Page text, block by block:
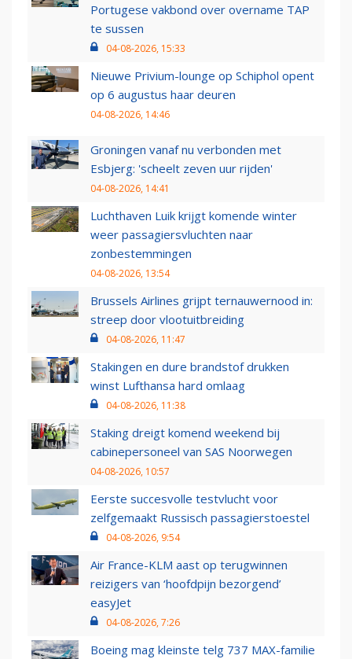
Portugese vakbond over overname TAP
te sussen
04-08-2026, 15:33
Nieuwe Privium-lounge op Schiphol opent
op 6 augustus haar deuren
04-08-2026, 14:46
Groningen vanaf nu verbonden met
Esbjerg: 'scheelt zeven uur rijden'
04-08-2026, 14:41
Luchthaven Luik krijgt komende winter
weer passagiersvluchten naar
zonbestemmingen
04-08-2026, 13:54
Brussels Airlines grijpt ternauwernood in:
streep door vlootuitbreiding
04-08-2026, 11:47
Stakingen en dure brandstof drukken
winst Lufthansa hard omlaag
04-08-2026, 11:38
Staking dreigt komend weekend bij
cabinepersoneel van SAS Noorwegen
04-08-2026, 10:57
Eerste succesvolle testvlucht voor
zelfgemaakt Russisch passagierstoestel
04-08-2026, 9:54
Air France-KLM aast op terugwinnen
reizigers van ‘hoofdpijn bezorgend’
easyJet
04-08-2026, 7:26
Boeing mag kleinste telg 737 MAX-familie